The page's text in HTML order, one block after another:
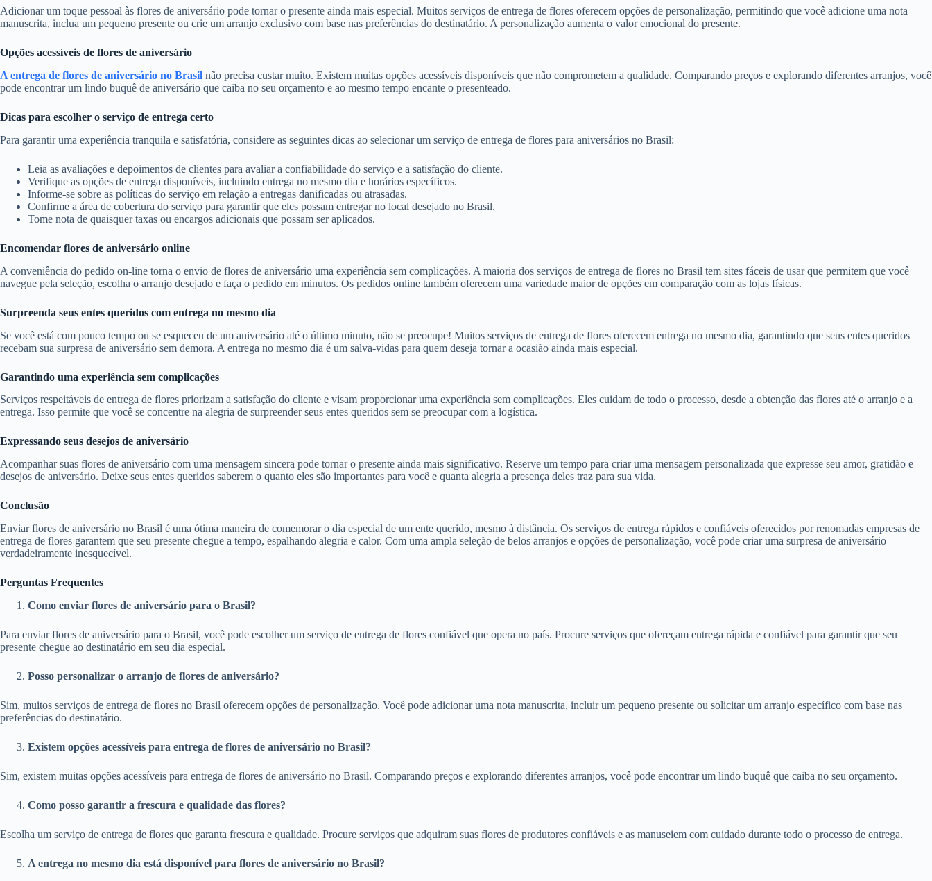
Adicionar um toque pessoal às flores de aniversário pode tornar o presente ainda mais especial. Muitos serviços de entrega de flores oferecem opções de personalização, permitindo que você adicione uma nota
manuscrita, inclua um pequeno presente ou crie um arranjo exclusivo com base nas preferências do destinatário. A personalização aumenta o valor emocional do presente.
Opções acessíveis de flores de aniversário
A entrega de flores de aniversário no Brasil não precisa custar muito. Existem muitas opções acessíveis disponíveis que não comprometem a qualidade. Comparando preços e explorando diferentes arranjos, você
pode encontrar um lindo buquê de aniversário que caiba no seu orçamento e ao mesmo tempo encante o presenteado.
Dicas para escolher o serviço de entrega certo
Para garantir uma experiência tranquila e satisfatória, considere as seguintes dicas ao selecionar um serviço de entrega de flores para aniversários no Brasil:
Leia as avaliações e depoimentos de clientes para avaliar a confiabilidade do serviço e a satisfação do cliente.
Verifique as opções de entrega disponíveis, incluindo entrega no mesmo dia e horários específicos.
Informe-se sobre as políticas do serviço em relação a entregas danificadas ou atrasadas.
Confirme a área de cobertura do serviço para garantir que eles possam entregar no local desejado no Brasil.
Tome nota de quaisquer taxas ou encargos adicionais que possam ser aplicados.
Encomendar flores de aniversário online
A conveniência do pedido on-line torna o envio de flores de aniversário uma experiência sem complicações. A maioria dos serviços de entrega de flores no Brasil tem sites fáceis de usar que permitem que você
navegue pela seleção, escolha o arranjo desejado e faça o pedido em minutos. Os pedidos online também oferecem uma variedade maior de opções em comparação com as lojas físicas.
Surpreenda seus entes queridos com entrega no mesmo dia
Se você está com pouco tempo ou se esqueceu de um aniversário até o último minuto, não se preocupe! Muitos serviços de entrega de flores oferecem entrega no mesmo dia, garantindo que seus entes queridos
recebam sua surpresa de aniversário sem demora. A entrega no mesmo dia é um salva-vidas para quem deseja tornar a ocasião ainda mais especial.
Garantindo uma experiência sem complicações
Serviços respeitáveis de entrega de flores priorizam a satisfação do cliente e visam proporcionar uma experiência sem complicações. Eles cuidam de todo o processo, desde a obtenção das flores até o arranjo e a
entrega. Isso permite que você se concentre na alegria de surpreender seus entes queridos sem se preocupar com a logística.
Expressando seus desejos de aniversário
Acompanhar suas flores de aniversário com uma mensagem sincera pode tornar o presente ainda mais significativo. Reserve um tempo para criar uma mensagem personalizada que expresse seu amor, gratidão e
desejos de aniversário. Deixe seus entes queridos saberem o quanto eles são importantes para você e quanta alegria a presença deles traz para sua vida.
Conclusão
Enviar flores de aniversário no Brasil é uma ótima maneira de comemorar o dia especial de um ente querido, mesmo à distância. Os serviços de entrega rápidos e confiáveis oferecidos por renomadas empresas de
entrega de flores garantem que seu presente chegue a tempo, espalhando alegria e calor. Com uma ampla seleção de belos arranjos e opções de personalização, você pode criar uma surpresa de aniversário
verdadeiramente inesquecível.
Perguntas Frequentes
Como enviar flores de aniversário para o Brasil?
Para enviar flores de aniversário para o Brasil, você pode escolher um serviço de entrega de flores confiável que opera no país. Procure serviços que ofereçam entrega rápida e confiável para garantir que seu
presente chegue ao destinatário em seu dia especial.
Posso personalizar o arranjo de flores de aniversário?
Sim, muitos serviços de entrega de flores no Brasil oferecem opções de personalização. Você pode adicionar uma nota manuscrita, incluir um pequeno presente ou solicitar um arranjo específico com base nas
preferências do destinatário.
Existem opções acessíveis para entrega de flores de aniversário no Brasil?
Sim, existem muitas opções acessíveis para entrega de flores de aniversário no Brasil. Comparando preços e explorando diferentes arranjos, você pode encontrar um lindo buquê que caiba no seu orçamento.
Como posso garantir a frescura e qualidade das flores?
Escolha um serviço de entrega de flores que garanta frescura e qualidade. Procure serviços que adquiram suas flores de produtores confiáveis e as manuseiem com cuidado durante todo o processo de entrega.
A entrega no mesmo dia está disponível para flores de aniversário no Brasil?